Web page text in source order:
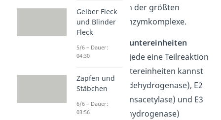
übrigens um einen der größten
bekannten Multienzymkomplexe.
Er ist aus
3 Enzymuntereinheiten
aufgebaut, wobei jede eine Teilreaktion
katalysiert. Die Untereinheiten kannst
du als E1 (Pyruvatdehydrogenase), E2
(Dihydrolipoyl-Transacetylase) und E3
(Dihydrolipoyl-Dehydrogenase)
Gelber Fleck
und Blinder
Fleck
5/6 – Dauer:
04:30
Zapfen und
Stäbchen
6/6 – Dauer:
03:56